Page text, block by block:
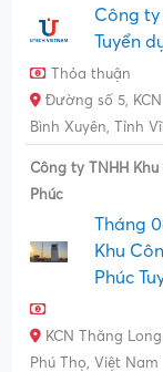
Công
Tuyển
Thỏa thuận
Đường số 5,
Bình Xuyên, Tỉnh
Công ty TNHH
Phúc
Tháng
Khu
Phúc
KCN Thăng
Phú Thọ, Việt Nam